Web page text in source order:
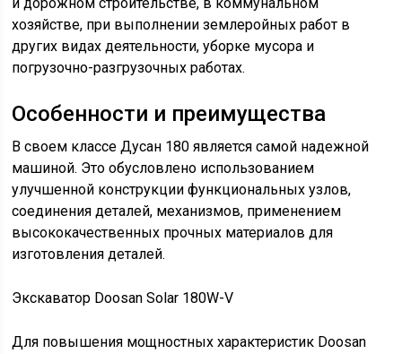
хозяйстве, при выполнении землеройных работ в
других видах деятельности, уборке мусора и
погрузочно-разгрузочных работах.
Особенности и преимущества
В своем классе Дусан 180 является самой надежной
машиной. Это обусловлено использованием
улучшенной конструкции функциональных узлов,
соединения деталей, механизмов, применением
высококачественных прочных материалов для
изготовления деталей.
Экскаватор Doosan Solar 180W-V
Для повышения мощностных характеристик Doosan